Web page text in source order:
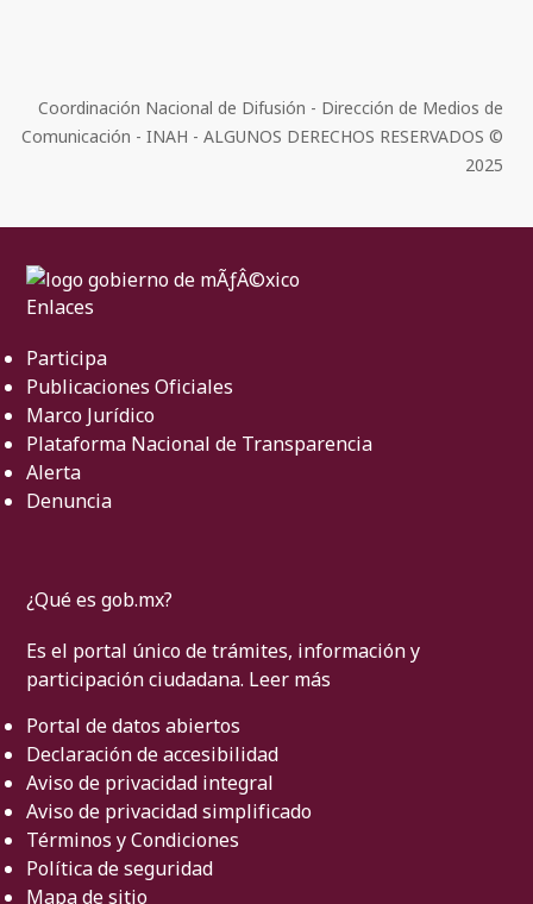
Coordinación Nacional de Difusión - Dirección de Medios de
Comunicación - INAH - ALGUNOS DERECHOS RESERVADOS ©
2025
Enlaces
Participa
Publicaciones Oficiales
Marco Jurídico
Plataforma Nacional de Transparencia
Alerta
Denuncia
¿Qué es gob.mx?
Es el portal único de trámites, información y
participación ciudadana. Leer más
Portal de datos abiertos
Declaración de accesibilidad
Aviso de privacidad integral
Aviso de privacidad simplificado
Términos y Condiciones
Política de seguridad
Mapa de sitio